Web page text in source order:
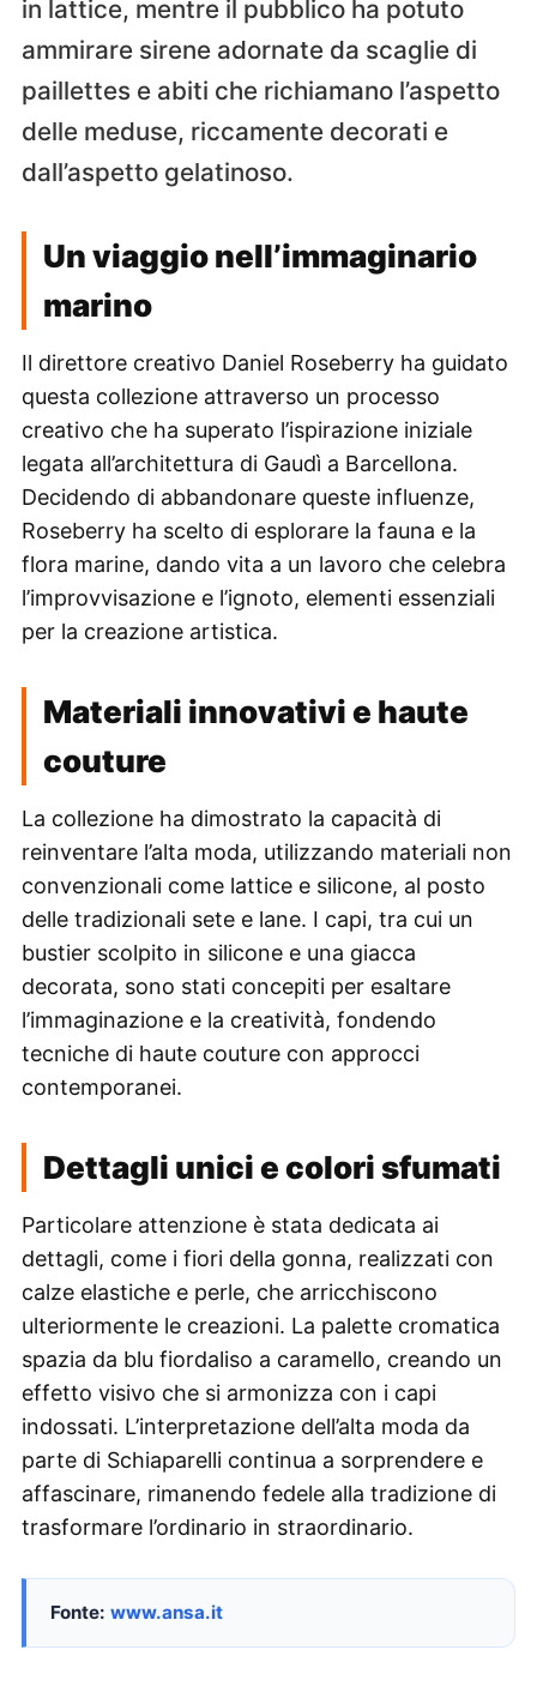
in lattice, mentre il pubblico ha potuto
ammirare sirene adornate da scaglie di
paillettes e abiti che richiamano l’aspetto
delle meduse, riccamente decorati e
dall’aspetto gelatinoso.
Un viaggio nell’immaginario
marino
Il direttore creativo Daniel Roseberry ha guidato
questa collezione attraverso un processo
creativo che ha superato l’ispirazione iniziale
legata all’architettura di Gaudì a Barcellona.
Decidendo di abbandonare queste influenze,
Roseberry ha scelto di esplorare la fauna e la
flora marine, dando vita a un lavoro che celebra
l’improvvisazione e l’ignoto, elementi essenziali
per la creazione artistica.
Materiali innovativi e haute
couture
La collezione ha dimostrato la capacità di
reinventare l’alta moda, utilizzando materiali non
convenzionali come lattice e silicone, al posto
delle tradizionali sete e lane. I capi, tra cui un
bustier scolpito in silicone e una giacca
decorata, sono stati concepiti per esaltare
l’immaginazione e la creatività, fondendo
tecniche di haute couture con approcci
contemporanei.
Dettagli unici e colori sfumati
Particolare attenzione è stata dedicata ai
dettagli, come i fiori della gonna, realizzati con
calze elastiche e perle, che arricchiscono
ulteriormente le creazioni. La palette cromatica
spazia da blu fiordaliso a caramello, creando un
effetto visivo che si armonizza con i capi
indossati. L’interpretazione dell’alta moda da
parte di Schiaparelli continua a sorprendere e
affascinare, rimanendo fedele alla tradizione di
trasformare l’ordinario in straordinario.
Fonte: www.ansa.it